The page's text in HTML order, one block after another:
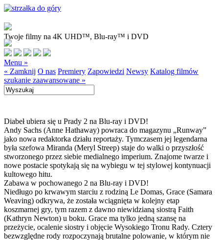
Twoje filmy na 4K UHD™, Blu-ray™ i DVD
Menu »
« Zamknij O nas Premiery Zapowiedzi Newsy Katalog filmów
szukanie zaawansowane »
Diabeł ubiera się u Prady 2 na Blu-ray i DVD!
Andy Sachs (Anne Hathaway) powraca do magazynu „Runway”
jako nowa redaktorka działu reportaży. Tymczasem jej legendarna
była szefowa Miranda (Meryl Streep) staje do walki o przyszłość
stworzonego przez siebie medialnego imperium. Znajome twarze i
nowe postacie spotykają się na wybiegu w tej stylowej kontynuacji
kultowego hitu.
Zabawa w pochowanego 2 na Blu-ray i DVD!
Niedługo po krwawym starciu z rodziną Le Domas, Grace (Samara
Weaving) odkrywa, że została wciągnięta w kolejny etap
koszmarnej gry, tym razem z dawno niewidzianą siostrą Faith
(Kathryn Newton) u boku. Grace ma tylko jedną szansę na
przeżycie, ocalenie siostry i objęcie Wysokiego Tronu Rady. Cztery
bezwzględne rody rozpoczynają brutalne polowanie, w którym nie